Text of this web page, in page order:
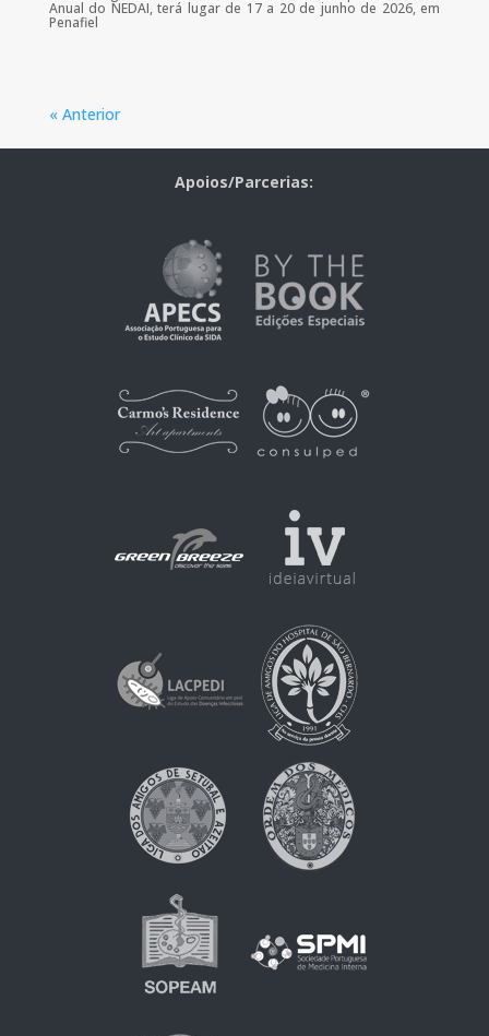
Anual do NEDAI, terá lugar de 17 a 20 de junho de 2026, em
Penafiel
« Anterior
Apoios/Parcerias: